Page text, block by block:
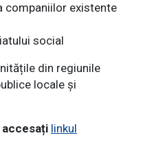
companiilor existente
social
din regiunile
locale și
linkul